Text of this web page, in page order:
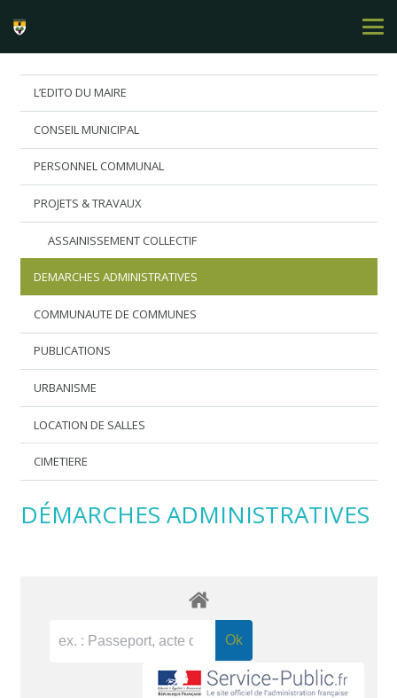
L’EDITO DU MAIRE
CONSEIL MUNICIPAL
PERSONNEL COMMUNAL
PROJETS & TRAVAUX
ASSAINISSEMENT COLLECTIF
DEMARCHES ADMINISTRATIVES
COMMUNAUTE DE COMMUNES
PUBLICATIONS
URBANISME
LOCATION DE SALLES
CIMETIERE
DÉMARCHES ADMINISTRATIVES